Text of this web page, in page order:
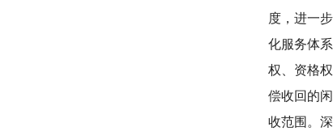
度，进一
化服务体
权、资格
偿收回的
收范围。